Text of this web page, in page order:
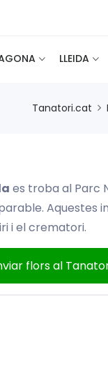
LLEIDA
Tanatori.cat
es troba al Parc
Aquestes
i el crematori.
flors al